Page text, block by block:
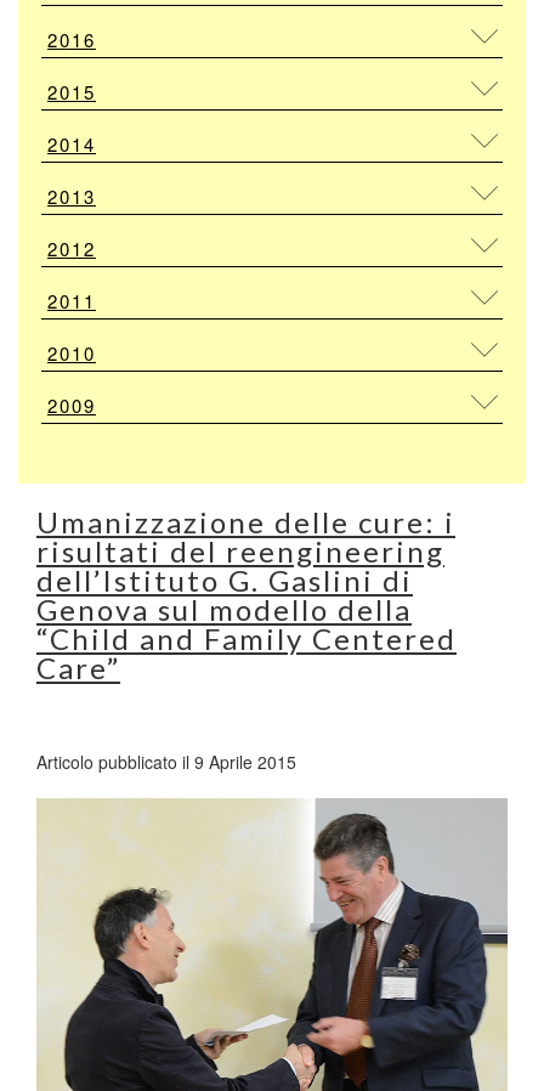
2016
2015
2014
2013
2012
2011
2010
2009
Umanizzazione delle cure: i
risultati del reengineering
dell’Istituto G. Gaslini di
Genova sul modello della
“Child and Family Centered
Care”
Articolo pubblicato il 9 Aprile 2015